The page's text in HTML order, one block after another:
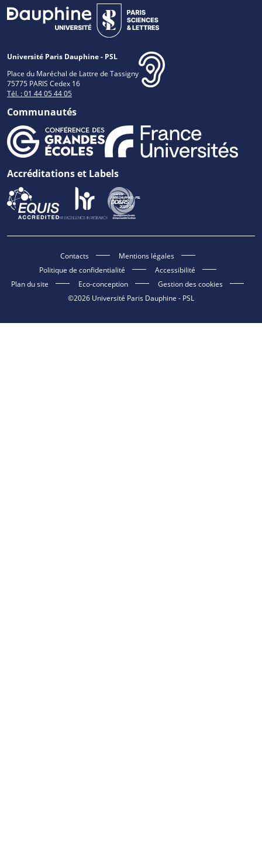
Université Paris Dauphine - PSL
Place du Maréchal de Lattre de Tassigny
75775 PARIS Cedex 16
Tél. : 01 44 05 44 05
Communautés
Accréditations et Labels
Contacts
Mentions légales
Politique de confidentialité
Accessibilité
Plan du site
Eco-conception
Gestion des cookies
©2026 Université Paris Dauphine - PSL